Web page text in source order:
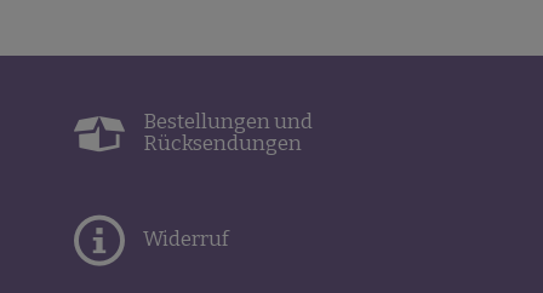
Bestellungen und
Rücksendungen
Widerruf